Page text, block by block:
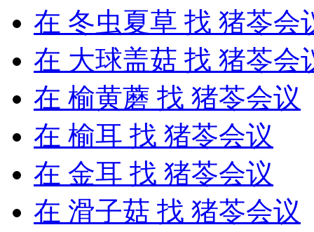
在 冬虫夏草 找 猪苓会
在 大球盖菇 找 猪苓会
在 榆黄蘑 找 猪苓会议
在 榆耳 找 猪苓会议
在 金耳 找 猪苓会议
在 滑子菇 找 猪苓会议